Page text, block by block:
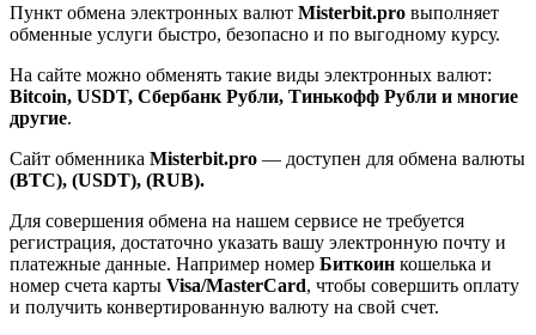
Пункт обмена электронных валют Misterbit.pro выполняет
обменные услуги быстро, безопасно и по выгодному курсу.
На сайте можно обменять такие виды электронных валют:
Bitcoin, USDT, Сбербанк Рубли, Тинькофф Рубли и многие
другие.
Сайт обменника Misterbit.pro — доступен для обмена валюты
(BTC), (USDT), (RUB).
Для совершения обмена на нашем сервисе не требуется
регистрация, достаточно указать вашу электронную почту и
платежные данные. Например номер Биткоин кошелька и
номер счета карты Visa/MasterCard, чтобы совершить оплату
и получить конвертированную валюту на свой счет.